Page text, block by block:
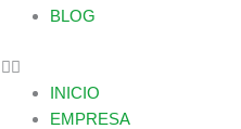
BLOG
INICIO
EMPRESA